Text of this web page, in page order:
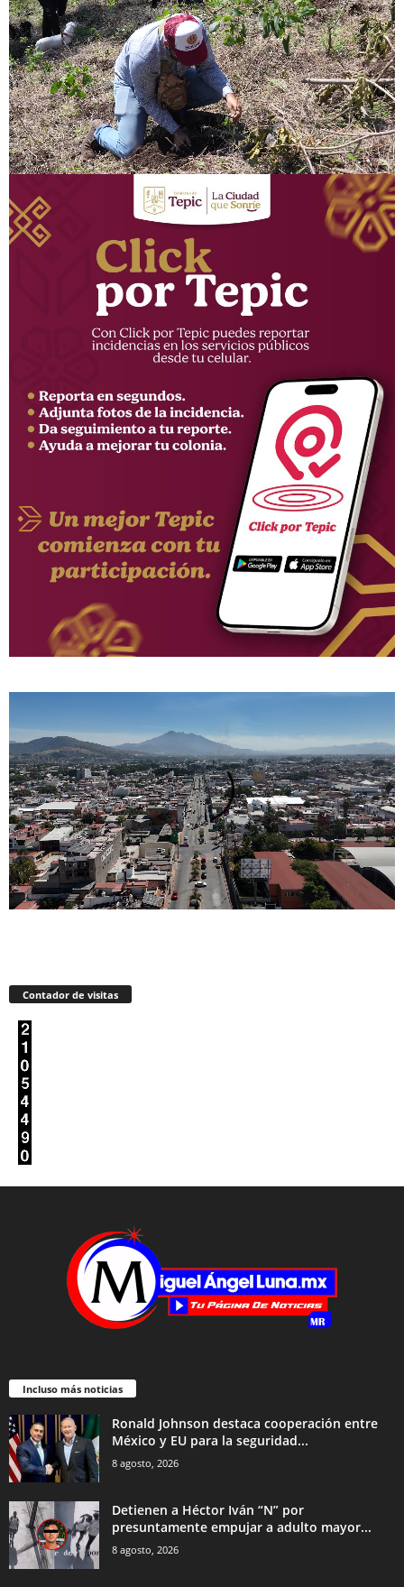
Contador de visitas
Incluso más noticias
Ronald Johnson destaca cooperación entre
México y EU para la seguridad...
8 agosto, 2026
Detienen a Héctor Iván “N” por
presuntamente empujar a adulto mayor...
8 agosto, 2026